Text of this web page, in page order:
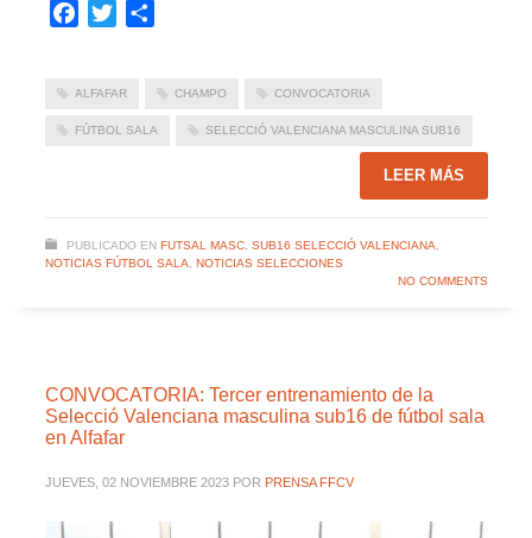
Facebook
Twitter
ALFAFAR CHAMPO CONVOCATORIA
FÚTBOL SALA SELECCIÓ VALENCIANA MASCULINA SUB16
LEER MÁS
PUBLICADO EN FUTSAL MASC. SUB16 SELECCIÓ VALENCIANA,
NOTICIAS FÚTBOL SALA, NOTICIAS SELECCIONES
NO COMMENTS
CONVOCATORIA: Tercer entrenamiento de la
Selecció Valenciana masculina sub16 de fútbol sala
en Alfafar
JUEVES, 02 NOVIEMBRE 2023 POR PRENSA FFCV